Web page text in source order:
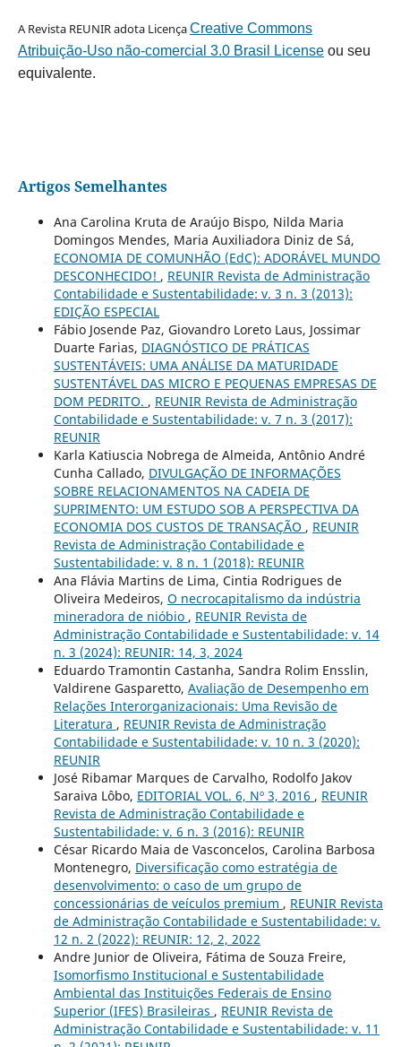
A Revista REUNIR adota LicençaCreative Commons
Atribuição-Uso não-comercial 3.0 Brasil Licenseou seu
equivalente.
Artigos Semelhantes
Ana Carolina Kruta de Araújo Bispo, Nilda Maria
Domingos Mendes, Maria Auxiliadora Diniz de Sá,
ECONOMIA DE COMUNHÃO (EdC): ADORÁVEL MUNDO
DESCONHECIDO! , REUNIR Revista de Administração
Contabilidade e Sustentabilidade: v. 3 n. 3 (2013):
EDIÇÃO ESPECIAL
Fábio Josende Paz, Giovandro Loreto Laus, Jossimar
Duarte Farias, DIAGNÓSTICO DE PRÁTICAS
SUSTENTÁVEIS: UMA ANÁLISE DA MATURIDADE
SUSTENTÁVEL DAS MICRO E PEQUENAS EMPRESAS DE
DOM PEDRITO. , REUNIR Revista de Administração
Contabilidade e Sustentabilidade: v. 7 n. 3 (2017):
REUNIR
Karla Katiuscia Nobrega de Almeida, Antônio André
Cunha Callado, DIVULGAÇÃO DE INFORMAÇÕES
SOBRE RELACIONAMENTOS NA CADEIA DE
SUPRIMENTO: UM ESTUDO SOB A PERSPECTIVA DA
ECONOMIA DOS CUSTOS DE TRANSAÇÃO , REUNIR
Revista de Administração Contabilidade e
Sustentabilidade: v. 8 n. 1 (2018): REUNIR
Ana Flávia Martins de Lima, Cintia Rodrigues de
Oliveira Medeiros, O necrocapitalismo da indústria
mineradora de nióbio , REUNIR Revista de
Administração Contabilidade e Sustentabilidade: v. 14
n. 3 (2024): REUNIR: 14, 3, 2024
Eduardo Tramontin Castanha, Sandra Rolim Ensslin,
Valdirene Gasparetto, Avaliação de Desempenho em
Relações Interorganizacionais: Uma Revisão de
Literatura , REUNIR Revista de Administração
Contabilidade e Sustentabilidade: v. 10 n. 3 (2020):
REUNIR
José Ribamar Marques de Carvalho, Rodolfo Jakov
Saraiva Lôbo, EDITORIAL VOL. 6, Nº 3, 2016 , REUNIR
Revista de Administração Contabilidade e
Sustentabilidade: v. 6 n. 3 (2016): REUNIR
César Ricardo Maia de Vasconcelos, Carolina Barbosa
Montenegro, Diversificação como estratégia de
desenvolvimento: o caso de um grupo de
concessionárias de veículos premium , REUNIR Revista
de Administração Contabilidade e Sustentabilidade: v.
12 n. 2 (2022): REUNIR: 12, 2, 2022
Andre Junior de Oliveira, Fátima de Souza Freire,
Isomorfismo Institucional e Sustentabilidade
Ambiental das Instituições Federais de Ensino
Superior (IFES) Brasileiras , REUNIR Revista de
Administração Contabilidade e Sustentabilidade: v. 11